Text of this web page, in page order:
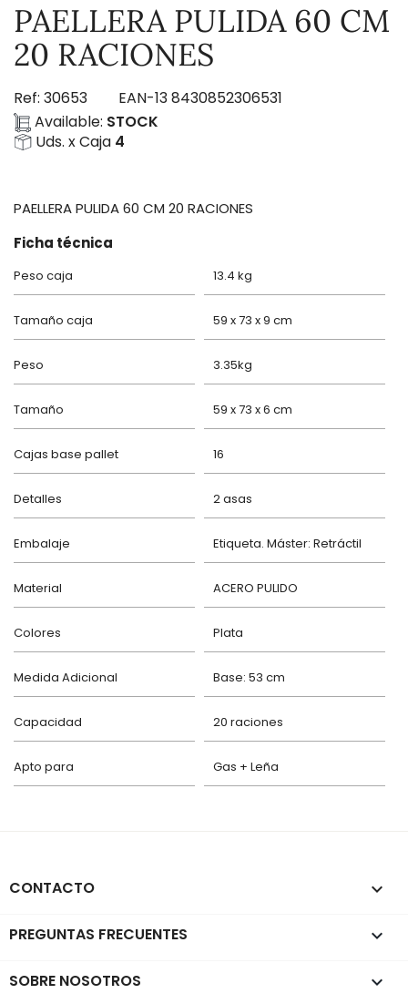
PAELLERA PULIDA 60 CM
20 RACIONES
Ref: 30653 EAN-138430852306531
Available: STOCK
Uds. x Caja 4
PAELLERA PULIDA 60 CM 20 RACIONES
Ficha técnica
Peso caja 13.4 kg
Tamaño caja 59 x 73 x 9 cm
Peso 3.35kg
Tamaño 59 x 73 x 6 cm
Cajas base pallet 16
Detalles 2 asas
Embalaje Etiqueta. Máster: Retráctil
Material ACERO PULIDO
Colores Plata
Medida Adicional Base: 53 cm
Capacidad 20 raciones
Apto para Gas + Leña
CONTACTO keyboard_arrow_down
PREGUNTAS FRECUENTES 
SOBRE NOSOTROS 